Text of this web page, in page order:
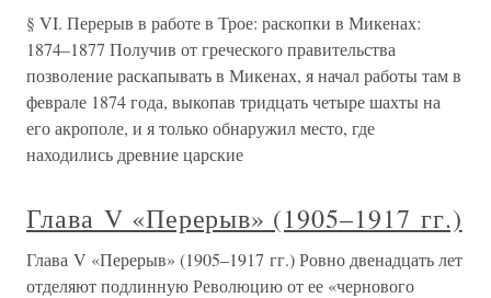
§ VI. Перерыв в работе в Трое: раскопки в Микенах:
1874–1877 Получив от греческого правительства
позволение раскапывать в Микенах, я начал работы там в
феврале 1874 года, выкопав тридцать четыре шахты на
его акрополе, и я только обнаружил место, где
находились древние царские
Глава V «Перерыв» (1905–1917 гг.)
Глава V «Перерыв» (1905–1917 гг.) Ровно двенадцать лет
отделяют подлинную Революцию от ее «чернового